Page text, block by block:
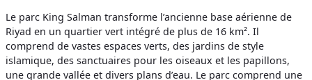
Le parc King Salman transforme l’ancienne base aérienne de
Riyad en un quartier vert intégré de plus de 16 km². Il
comprend de vastes espaces verts, des jardins de style
islamique, des sanctuaires pour les oiseaux et les papillons,
une grande vallée et divers plans d’eau. Le parc comprend une